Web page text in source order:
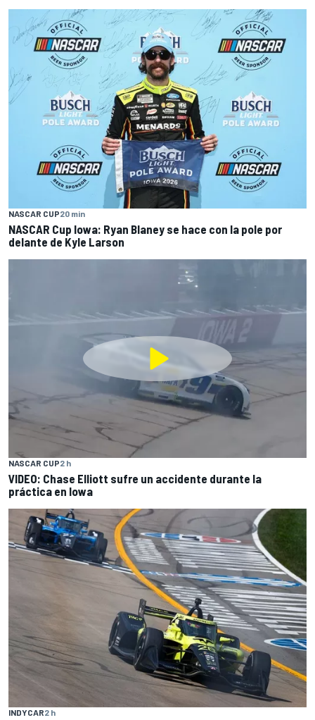
NASCAR CUP20 min
NASCAR Cup Iowa: Ryan Blaney se hace con la pole por
delante de Kyle Larson
NASCAR CUP2 h
VIDEO: Chase Elliott sufre un accidente durante la
práctica en Iowa
INDYCAR2 h